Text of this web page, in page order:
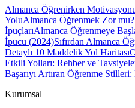
Almanca Öğrenirken
YoluAlmanca Öğrenmek Zor
İpuçlarıAlmanca Öğrenmeye
İpucu (2024)Sıfırdan Almanca
Detaylı 10 Maddelik Yol Haritası
Etkili Yolları: Rehber ve
Başarıyı Artıran Öğrenme
Kurumsal